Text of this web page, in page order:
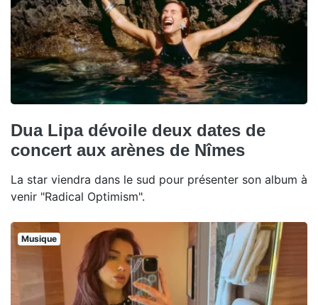
Dua Lipa dévoile deux dates de
concert aux arènes de Nîmes
La star viendra dans le sud pour présenter son album à
venir "Radical Optimism".
Musique